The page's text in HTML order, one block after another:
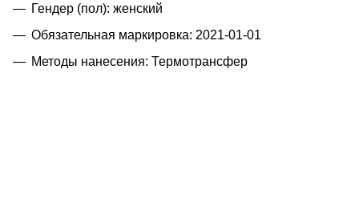
Гендер (пол): женский
Обязательная маркировка: 2021-01-01
Методы нанесения: Термотрансфер